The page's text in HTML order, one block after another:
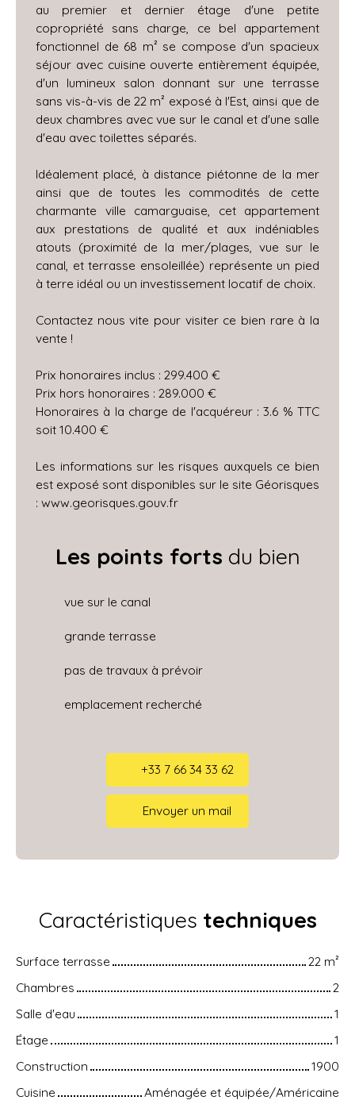
au premier et dernier étage d'une petite
copropriété sans charge, ce bel appartement
fonctionnel de 68 m² se compose d'un spacieux
séjour avec cuisine ouverte entièrement équipée,
d'un lumineux salon donnant sur une terrasse
sans vis-à-vis de 22 m² exposé à l'Est, ainsi que de
deux chambres avec vue sur le canal et d'une salle
d'eau avec toilettes séparés.
Idéalement placé, à distance piétonne de la mer
ainsi que de toutes les commodités de cette
charmante ville camarguaise, cet appartement
aux prestations de qualité et aux indéniables
atouts (proximité de la mer/plages, vue sur le
canal, et terrasse ensoleillée) représente un pied
à terre idéal ou un investissement locatif de choix.
Contactez nous vite pour visiter ce bien rare à la
vente !
Prix honoraires inclus : 299.400 €
Prix hors honoraires : 289.000 €
Honoraires à la charge de l'acquéreur : 3.6 % TTC
soit 10.400 €
Les informations sur les risques auxquels ce bien
est exposé sont disponibles sur le site Géorisques
: www.georisques.gouv.fr
Les points forts du bien
vue sur le canal
grande terrasse
pas de travaux à prévoir
emplacement recherché
+33 7 66 34 33 62
Envoyer un mail
Caractéristiques techniques
Surface terrasse 22 m²
Chambres
2
Salle d'eau
1
Étage
1
Construction
1900
Cuisine
Aménagée et équipée/Américaine